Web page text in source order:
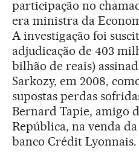
participação no
era ministra da
A investigação foi
adjudicação de 403
bilhão de reais)
Sarkozy, em 2008,
supostas perdas
Bernard Tapie, amigo
República, na venda
banco Crédit Lyonnais.